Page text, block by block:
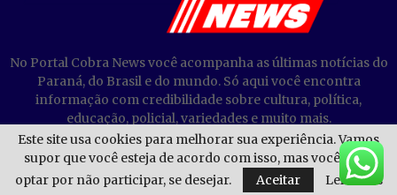
No Portal Cobra News você acompanha as últimas notícias do
Paraná, do Brasil e do mundo. Só aqui você encontra
informação com credibilidade sobre cultura, política,
educação, policial, variedades e muito mais.
@2023 - Cobra News. Todos os direitos reservados.
Este site usa cookies para melhorar sua experiência. Vamos
supor que você esteja de acordo com isso, mas você pode
optar por não participar, se desejar.
Aceitar Leia mais